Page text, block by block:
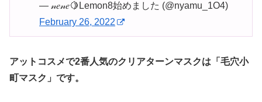
— 𝓃𝑒𝓃𝑒🍋Lemon8始めました (@nyamu_1O4)
February 26, 2022
アットコスメで2番人気のクリアターンマスクは「毛穴小
町マスク」です。